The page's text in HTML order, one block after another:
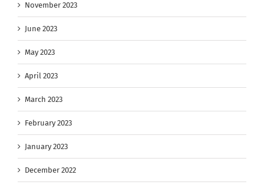
November 2023
June 2023
May 2023
April 2023
March 2023
February 2023
January 2023
December 2022